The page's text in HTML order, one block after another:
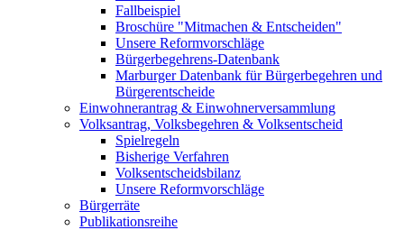
Fallbeispiel
Broschüre "Mitmachen & Entscheiden"
Unsere Reformvorschläge
Bürgerbegehrens-Datenbank
Marburger Datenbank für Bürgerbegehren und
Bürgerentscheide
Einwohnerantrag & Einwohnerversammlung
Volksantrag, Volksbegehren & Volksentscheid
Spielregeln
Bisherige Verfahren
Volksentscheidsbilanz
Unsere Reformvorschläge
Bürgerräte
Publikationsreihe